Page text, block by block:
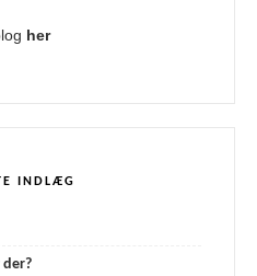
her
INDLÆG
der?